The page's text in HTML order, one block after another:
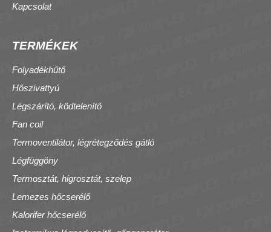
Kapcsolat
TERMÉKEK
Folyadékhűtő
Hőszivattyú
Légszárító, ködtelenítő
Fan coil
Termoventilátor, légrétegződés gátló
Légfüggöny
Termosztát, higrosztát, szelep
Lemezes hőcserélő
Kalorifer hőcserélő